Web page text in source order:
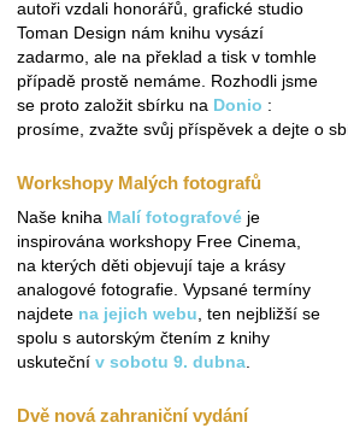
autoři vzdali honorářů, grafické studio
Toman Design nám knihu vysází
zadarmo, ale na překlad a tisk v tomhle
případě prostě nemáme. Rozhodli jsme
se proto založit sbírku na Donio :
prosíme, zvažte svůj příspěvek a dejte o
Workshopy Malých fotografů
Naše kniha Malí fotografové je
inspirována workshopy Free Cinema,
na kterých děti objevují taje a krásy
analogové fotografie. Vypsané termíny
najdete na jejich webu , ten nejbližší se
spolu s autorským čtením z knihy
uskuteční v sobotu 9. dubna
Dvě nová zahraniční vydání